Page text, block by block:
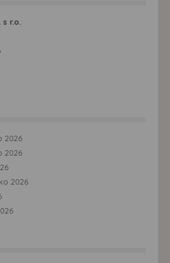
s r.o.
2026
2026
2026